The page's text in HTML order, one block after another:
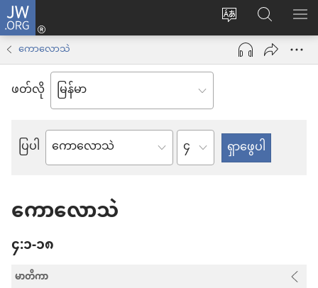
JW.ORG
ဝ
က်
ကို
ပြောင်း
Log
in
(window
အသစ်
ဖွ
င့်
ပါ
JW.ORG
ရှာ
ကောလောသဲ
ဖတ်လို
ပြပါ
ကျမ်း
အခန်း
ကောလောသဲ
၄:၁-၁၈
မာတိကာ